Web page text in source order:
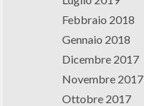
Febbraio 2018
Gennaio 2018
Dicembre 2017
Novembre 2017
Ottobre 2017